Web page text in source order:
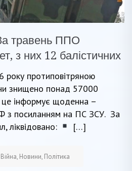
травень ППО
з них 12 балістичних
року протиповітряною
знищено понад 57000
це інформує щоденна –
з посиланням на ПС ЗСУ. За
ліквідовано:
[…]
Війна, Новини, Політика